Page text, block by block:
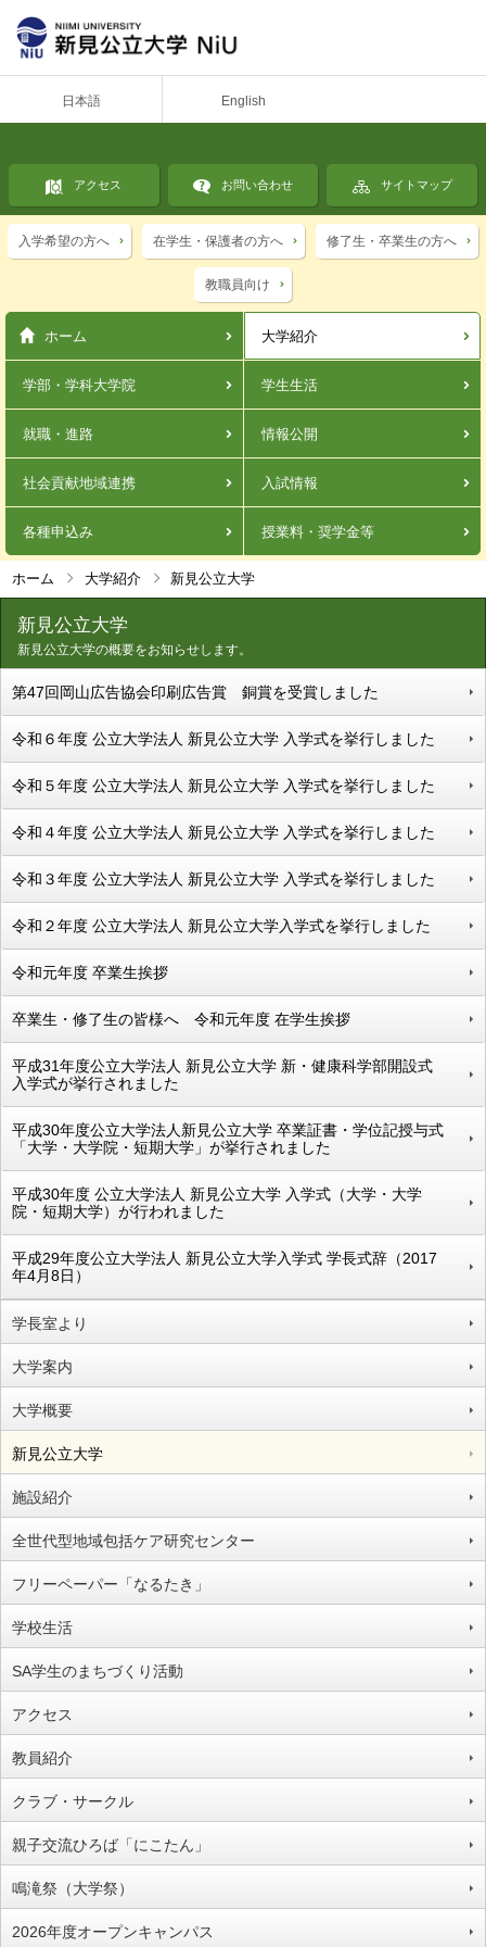
日本語 English
アクセス お問い合わせ サイトマップ
入学希望の方へ 在学生・保護者の方へ 修了生・卒業生の方へ
教職員向け
ホーム 大学紹介
学部・学科大学院 学生生活
就職・進路 情報公開
社会貢献地域連携 入試情報
各種申込み 授業料・奨学金等
ホーム 大学紹介 新見公立大学
学長室より
大学案内
大学概要
新見公立大学
施設紹介
全世代型地域包括ケア研究センター
フリーペーパー「なるたき」
学校生活
SA学生のまちづくり活動
アクセス
教員紹介
クラブ・サークル
親子交流ひろば「にこたん」
鳴滝祭（大学祭）
2026年度オープンキャンパス
新見公立大学
新見公立大学の概要をお知らせします。
第47回岡山広告協会印刷広告賞 銅賞を受賞しました
令和６年度 公立大学法人 新見公立大学 入学式を挙行しました
令和５年度 公立大学法人 新見公立大学 入学式を挙行しました
令和４年度 公立大学法人 新見公立大学 入学式を挙行しました
令和３年度 公立大学法人 新見公立大学 入学式を挙行しました
令和２年度 公立大学法人 新見公立大学入学式を挙行しました
令和元年度 卒業生挨拶
卒業生・修了生の皆様へ 令和元年度 在学生挨拶
平成31年度公立大学法人 新見公立大学 新・健康科学部開設式
入学式が挙行されました
平成30年度公立大学法人新見公立大学 卒業証書・学位記授与式
「大学・大学院・短期大学」が挙行されました
平成30年度 公立大学法人 新見公立大学 入学式（大学・大学
院・短期大学）が行われました
平成29年度公立大学法人 新見公立大学入学式 学長式辞（2017
年4月8日）